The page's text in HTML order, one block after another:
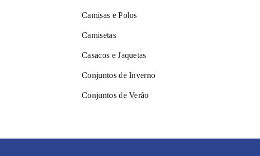
Camisas e Polos
Camisetas
Casacos e Jaquetas
Conjuntos de Inverno
Conjuntos de Verão